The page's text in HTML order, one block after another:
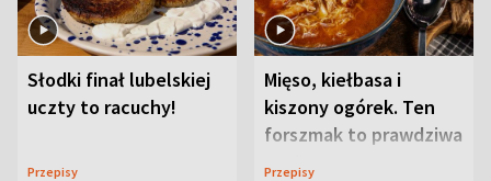
Słodki finał lubelskiej
uczty to racuchy!
Przepisy
Mięso, kiełbasa i
kiszony ogórek. Ten
forszmak to prawdziwa
uczta
Przepisy